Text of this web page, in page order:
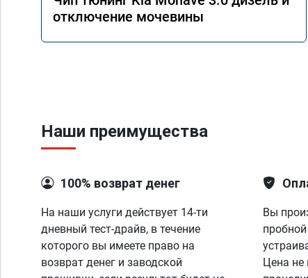
отключение мочевины
Наши преимущества
100% возврат денег
На наши услуги действует 14-ти
дневный тест-драйв, в течение
которого вы имеете право на
возврат денег и заводской
Вы
Цена не